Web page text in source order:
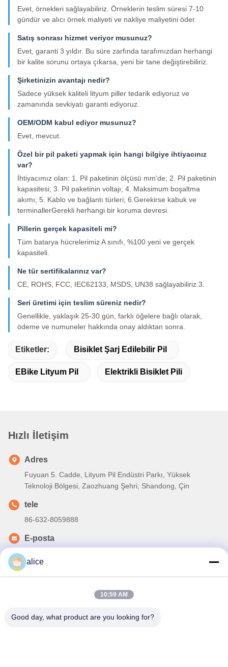
Evet, örnekleri sağlayabiliriz. Örneklerin teslim süresi 7-10
gündür ve alıcı örnek maliyeti ve nakliye maliyetini öder.
Satış sonrası hizmet veriyor musunuz?
Evet, garanti 3 yıldır. Bu süre zarfında tarafımızdan herhangi
bir kalite sorunu ortaya çıkarsa, yeni bir tane değiştirebiliriz.
Şirketinizin avantajı nedir?
Sadece yüksek kaliteli lityum piller tedarik ediyoruz ve
zamanında sevkiyatı garanti ediyoruz.
OEM/ODM kabul ediyor musunuz?
Evet, mevcut.
Özel bir pil paketi yapmak için hangi bilgiye ihtiyacınız
var?
İhtiyacımız olan: 1. Pil paketinin ölçüsü mm'de; 2. Pil paketinin
kapasitesi; 3. Pil paketinin voltajı; 4. Maksimum boşaltma
akımı; 5. Kablo ve bağlantı türleri; 6.Gerekirse kabuk ve
terminallerGerekli herhangi bir koruma devresi.
Pillerin gerçek kapasiteli mi?
Tüm batarya hücrelerimiz A sınıfı, %100 yeni ve gerçek
kapasiteli.
Ne tür sertifikalarınız var?
CE, ROHS, FCC, IEC62133, MSDS, UN38 sağlayabiliriz.3.
Seri üretimi için teslim süreniz nedir?
Genellikle, yaklaşık 25-30 gün, farklı öğelere bağlı olarak,
ödeme ve numuneler hakkında onay aldıktan sonra.
Etiketler: Bisiklet Şarj Edilebilir Pil
EBike Lityum Pil Elektrikli Bisiklet Pili
Hızlı İletişim
Adres
Fuyuan 5. Cadde, Lityum Pil Endüstri Parkı, Yüksek
Teknoloji Bölgesi, Zaozhuang Şehri, Shandong, Çin
tele
86-632-8059888
E-posta
lambası lityum pil Tedarikçi. Telif hakkı © 2026 Shandong Tian
alice
10:59 AM
Good day, what product are you looking for?